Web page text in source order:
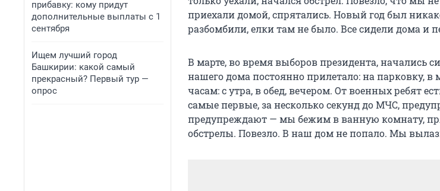
прибавку: кому придут
дополнительные выплаты с 1
сентября
Ищем лучший город
Башкирии: какой самый
прекрасный? Первый тур —
опрос
приехали домой, спрятались. Новый год был
разбомбили, елки там не было. Все сидели дома и
В марте, во время выборов президента, начались
нашего дома постоянно прилетало: на парковку,
часам: с утра, в обед, вечером. От военных ребят
самые первые, за несколько секунд до МЧС,
предупреждают — мы бежим в ванную комнату,
обстрелы. Повезло. В наш дом не попало. Мы